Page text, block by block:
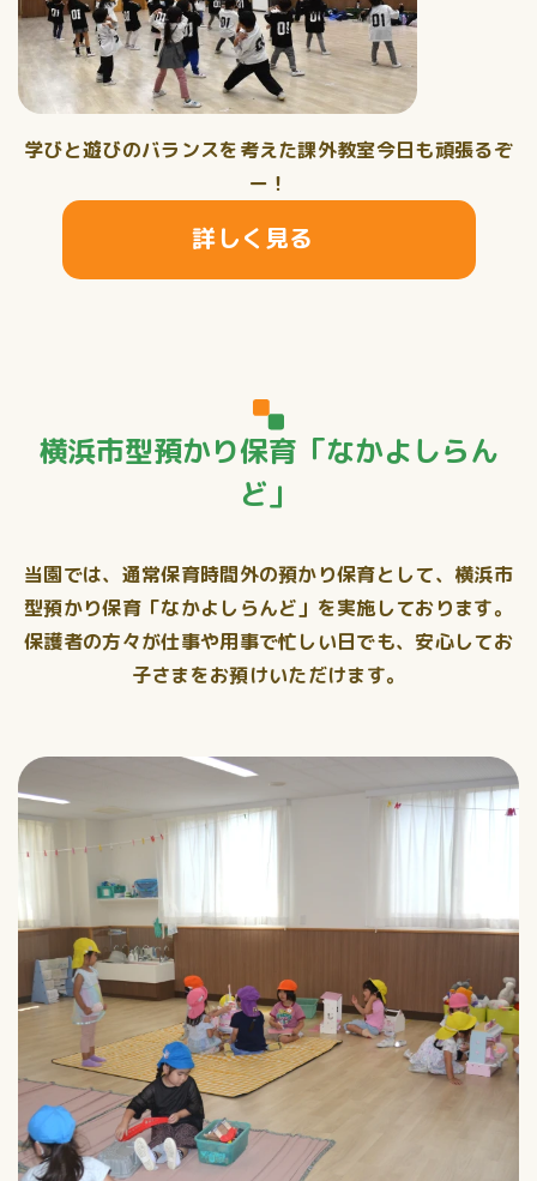
学びと遊びのバランスを考えた課外教室今日も頑張るぞ
ー！
詳しく見る
横浜市型預かり保育「なかよしらん
ど」
当園では、通常保育時間外の預かり保育として、横浜市
型預かり保育「なかよしらんど」を実施しております。
保護者の方々が仕事や用事で忙しい日でも、安心してお
子さまをお預けいただけます。